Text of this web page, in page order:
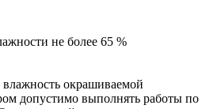
не более 65 %
окрашиваемой
допустимо выполнять работы по